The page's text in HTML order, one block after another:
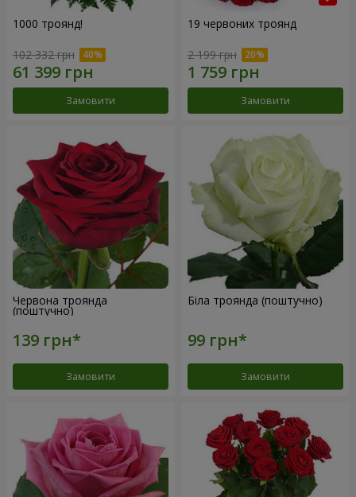
1000 троянд!
102 332 грн
Замовити
19 червоних троянд
2 199 грн
Замовити
Червона троянда
(поштучно)
Замовити
Біла троянда (поштучно)
Замовити